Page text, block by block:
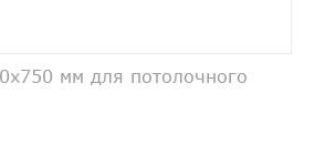
мм для потолочного